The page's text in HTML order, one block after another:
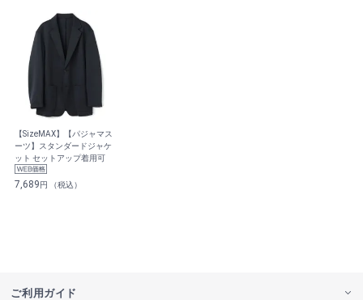
【SizeMAX】【パジャマス
ーツ】スタンダードジャケ
ット セットアップ着用可
7,689円 （税込）
ご利用ガイド